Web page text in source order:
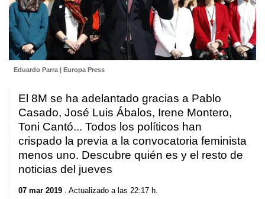
Eduardo Parra | Europa Press
El 8M se ha adelantado gracias a Pablo
Casado, José Luis Ábalos, Irene Montero,
Toni Cantó... Todos los políticos han
crispado la previa a la convocatoria feminista
menos uno. Descubre quién es y el resto de
noticias del jueves
07 mar 2019 . Actualizado a las 22:17 h.